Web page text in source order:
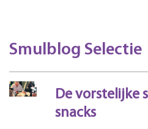
Smulblog Selectie
De vorstelijke
snacks